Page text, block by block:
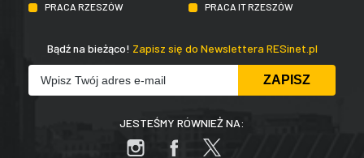
PRACA RZESZÓW
PRACA IT RZESZÓW
Bądź na bieżąco! Zapisz się do Newslettera RESinet.pl
JESTEŚMY RÓWNIEŻ NA: